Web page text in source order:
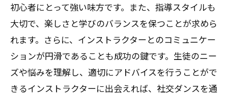
初心者にとって強い味方です。また、指導スタイルも
大切で、楽しさと学びのバランスを保つことが求めら
れます。さらに、インストラクターとのコミュニケー
ションが円滑であることも成功の鍵です。生徒のニー
ズや悩みを理解し、適切にアドバイスを行うことがで
きるインストラクターに出会えれば、社交ダンスを通